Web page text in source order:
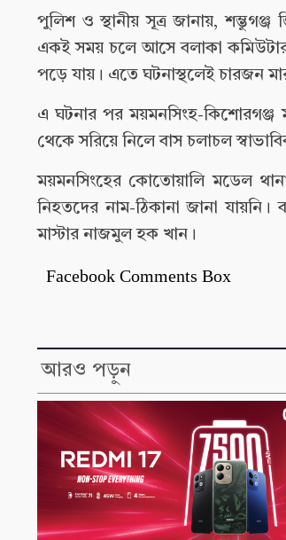
পুলিশ ও স্থানীয় সূত্র জানায়,
একই সময় চলে আসে বলাকা কমিউটার
পড়ে যায়। এতে ঘটনাস্থলেই চারজন
এ ঘটনার পর ময়মনসিংহ-কিশোরগঞ্জ
থেকে সরিয়ে নিলে বাস চলাচল
ময়মনসিংহের কোতোয়ালি মডেল
নিহতদের নাম-ঠিকানা জানা যায়নি।
মাস্টার নাজমুল হক খান।
Facebook Comments Box
আরও পড়ুন